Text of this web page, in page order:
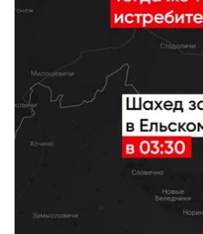
Ввечері 28 серпня
білоруський